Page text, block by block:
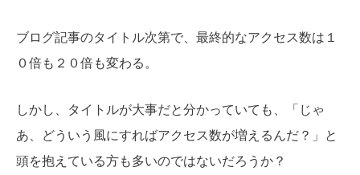
ブログ記事のタイトル次第で、最終的なアクセス数は１
０倍も２０倍も変わる。
しかし、タイトルが大事だと分かっていても、「じゃ
あ、どういう風にすればアクセス数が増えるんだ？」と
頭を抱えている方も多いのではないだろうか？